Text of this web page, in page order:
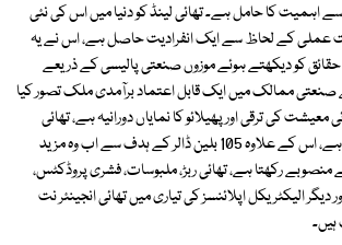
اہمیت کا حامل ہے۔ تھائی لینڈ کو دنیا میں اس کی نئی
عملی کے لحاظ سے ایک انفرادیت حاصل ہے، اس نے یہ
حقائق کو دیکھتے ہوئے موزوں صنعتی پالیسی کے ذریعے
ممالک میں ایک قابل اعتماد برآمدی ملک تصور کیا
1985-96ء تھائی معیشت کی ترقی اور پھیلائو کا نمایاں دورانیہ ہے، تھائی
چاول دنیا بھر میں مقبول ہے، اس کے علاوہ 105 بلین ڈالر کے ہدف سے اب وہ مزید
رکھتا ہے، تھائی ربڑ، ملبوسات، فشری پروڈکٹس،
دیگر الیکٹریکل اپلائنسز کی تیاری میں تھائی انجینئر نت